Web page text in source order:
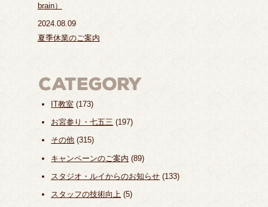
brain）
2024.08.09
夏季休業のご案内
IT教室 (173)
お宮参り・七五三 (197)
その他 (315)
キャンペーンのご案内 (89)
スタジオ・ルイからのお知らせ (133)
スタッフの技術向上 (5)